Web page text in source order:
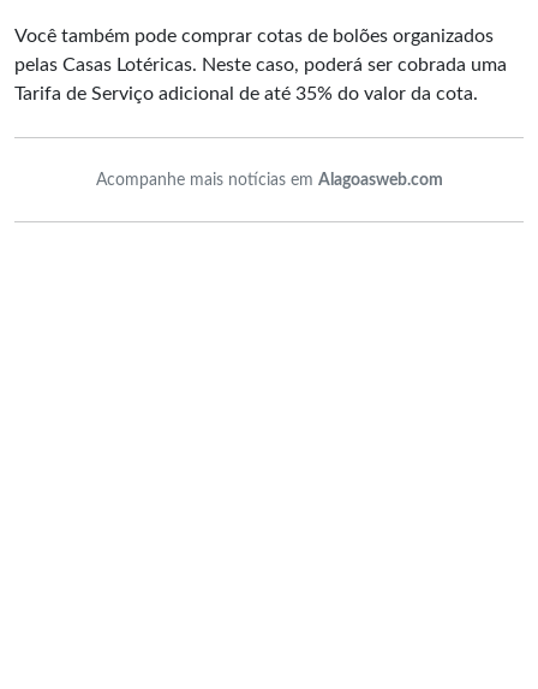
Você também pode comprar cotas de bolões organizados
pelas Casas Lotéricas. Neste caso, poderá ser cobrada uma
Tarifa de Serviço adicional de até 35% do valor da cota.
Acompanhe mais notícias em Alagoasweb.com